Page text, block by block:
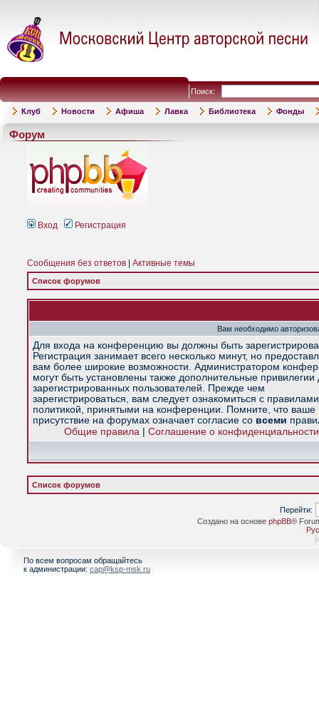
Поиск:
Клуб Новости Афиша Лавка Библиотека Фонды
Форум
Вход Регистрация
Сообщения без ответов Активные темы
Список форумов
Вам необходимо
Для входа на конференцию вы должны быть
Регистрация занимает всего несколько минут, но
вам более широкие возможности. Администратором
могут быть установлены также дополнительные привилегии
зарегистрированных пользователей. Прежде чем
зарегистрироваться, вам следует ознакомиться с
политикой, принятыми на конференции. Помните, что ваше
присутствие на форумах означает согласие со всеми
Общие правила| Соглашение о конфиденциальности
Список форумов
Перейти:
Создано на основе phpBB®
[
По всем вопросам обращайтесь
к администрации: cap@ksp-msk.ru